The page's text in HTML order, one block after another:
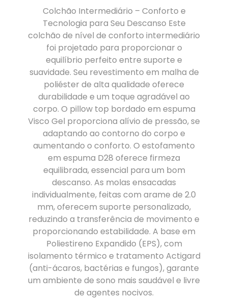
Colchão Intermediário – Conforto e
Tecnologia para Seu Descanso Este
colchão de nível de conforto intermediário
foi projetado para proporcionar o
equilíbrio perfeito entre suporte e
suavidade. Seu revestimento em malha de
poliéster de alta qualidade oferece
durabilidade e um toque agradável ao
corpo. O pillow top bordado em espuma
Visco Gel proporciona alívio de pressão, se
adaptando ao contorno do corpo e
aumentando o conforto. O estofamento
em espuma D28 oferece firmeza
equilibrada, essencial para um bom
descanso. As molas ensacadas
individualmente, feitas com arame de 2.0
mm, oferecem suporte personalizado,
reduzindo a transferência de movimento e
proporcionando estabilidade. A base em
Poliestireno Expandido (EPS), com
isolamento térmico e tratamento Actigard
(anti-ácaros, bactérias e fungos), garante
um ambiente de sono mais saudável e livre
de agentes nocivos.